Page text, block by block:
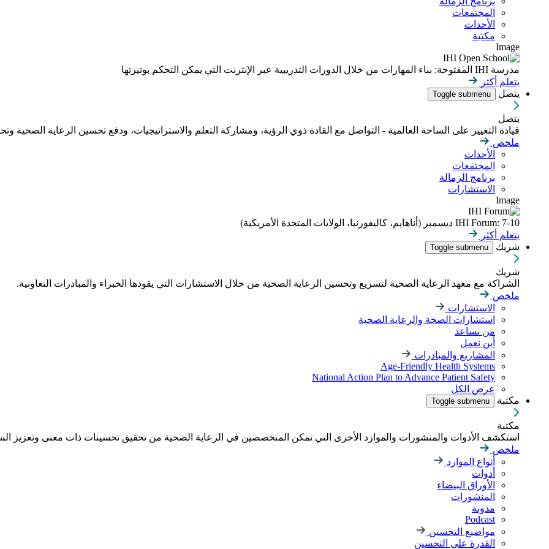
المجتمعات
الأحداث
مكتبة
Image
مدرسة IHI المفتوحة: بناء المهارات من خلال الدورات التدريبية عبر الإنترنت التي يمكن التحكم بوتيرتها
يتعلم أكثر
يتصل
Toggle submenu
يتصل
قيادة التغيير على الساحة العالمية - التواصل مع القادة ذوي الرؤية، ومشاركة التعلم والاستراتيجيات، ودفع تحسين الرعاية الصحية
ملخص
الأحداث
المجتمعات
برنامج الزمالة
الاستشارات
Image
IHI Forum: 7-10 ديسمبر (أناهايم، كاليفورنيا، الولايات المتحدة الأمريكية)
يتعلم أكثر
شريك
Toggle submenu
شريك
الشراكة مع معهد الرعاية الصحية لتسريع وتحسين الرعاية الصحية من خلال الاستشارات التي يقودها الخبراء والمبادرات التعاونية.
ملخص
الاستشارات
استشارات الصحة والرعاية الصحية
من نساعد
أين نعمل
المشاريع والمبادرات
Age-Friendly Health Systems
National Action Plan to Advance Patient Safety
عرض الكل
مكتبة
Toggle submenu
مكتبة
استكشف الأدوات والمنشورات والموارد الأخرى التي تمكن المتخصصين في الرعاية الصحية من تحقيق تحسينات ذات معنى وتعزيز
ملخص
أنواع الموارد
أدوات
الأوراق البيضاء
المنشورات
مدونة
Podcast
مواضيع التحسين
القدرة على التحسين